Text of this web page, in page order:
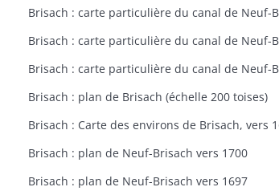
Brisach : plan de Brisach (échelle 200 toises)
Brisach : plan de Neuf-Brisach vers 1700
Brisach : plan de Neuf-Brisach vers 1697